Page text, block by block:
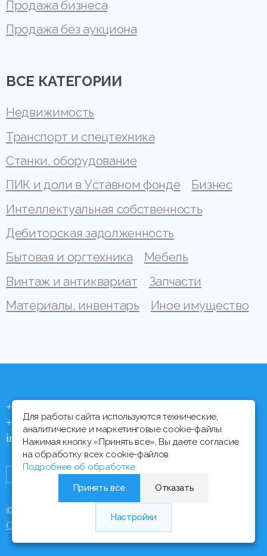
Продажа бизнеса
Продажа без аукциона
ВСЕ КАТЕГОРИИ
Недвижимость
Транспорт и спецтехника
Станки, оборудование
ПИК и доли в Уставном фонде
Бизнес
Интеллектуальная собственность
Дебиторская задолженность
Бытовая и оргтехника
Мебель
Винтаж и антиквариат
Запчасти
Материалы, инвентарь
Иное имущество
+375 (44) 704 92 06
+375 (17) 373 21 33
info@ipmtorgi.by
© Все права защищены, 2000 - 2026 ИПМ-Торги
Сайт разработан
Медиа Лайн
Для работы сайта используются технические,
аналитические и маркетинговые cookie-файлы.
Нажимая кнопку «Принять все», Вы даете согласие
на обработку всех cookie-файлов
Подробнее об обработке
Принять все
Отказать
Настройки